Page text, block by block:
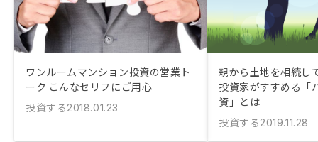
ワンルームマンション投資の営業ト
ーク こんなセリフにご用心
投資する2018.01.23
親から土地を相続し
投資家がすすめる「
資」とは
投資する2019.11.28